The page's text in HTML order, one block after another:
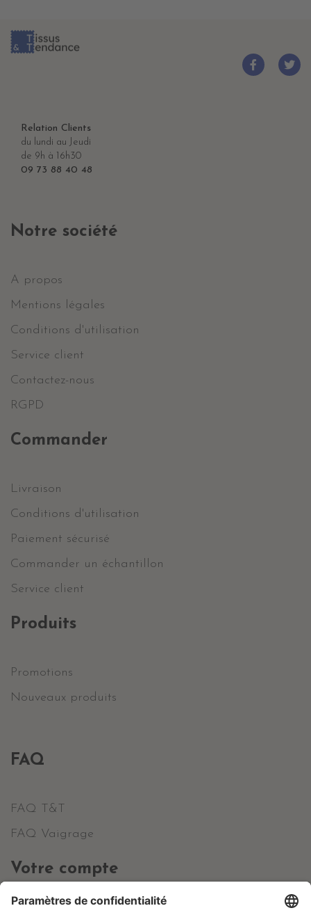
Relation Clients
du lundi au Jeudi
de 9h à 16h30
09 73 88 40 48
Notre société
A propos
Mentions légales
Conditions d'utilisation
Service client
Contactez-nous
RGPD
Commander
Livraison
Conditions d'utilisation
Paiement sécurisé
Commander un échantillon
Service client
Produits
Promotions
Nouveaux produits
FAQ
FAQ T&T
FAQ Vaigrage
Votre compte